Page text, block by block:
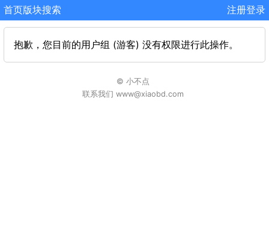
首页版块搜索 注册登录
抱歉，您目前的用户组 (游客) 没有权限进行此操作。
© 小不点
联系我们 www@xiaobd.com